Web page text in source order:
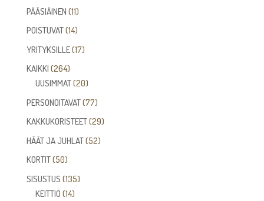
tuotetta
PÄÄSIÄINEN 1111
tuotetta
POISTUVAT 1414
tuotetta
YRITYKSILLE 1717
KAIKKI 264264
tuotetta
UUSIMMAT 2020
tuotetta
PERSONOITAVAT 7777
tuotetta
KAKKUKORISTEET 2929
HÄÄT JA JUHLAT 5252
KORTIT 5050
tuotetta
SISUSTUS 135135
KEITTIÖ 1414